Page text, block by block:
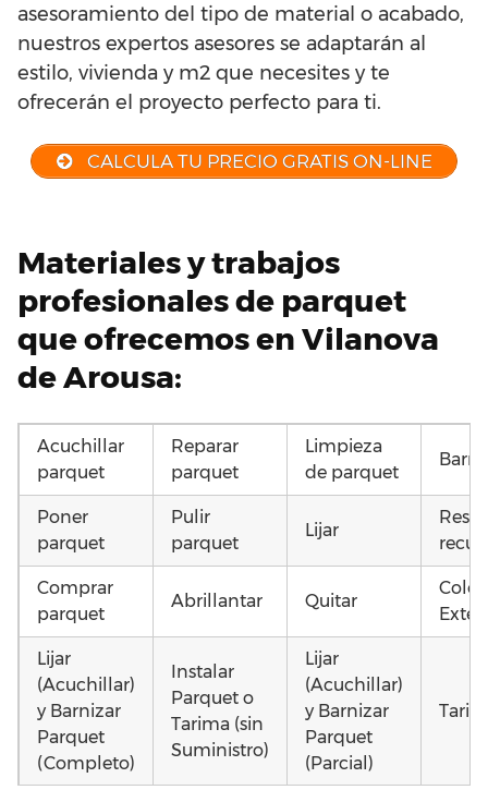
asesoramiento del tipo de material o acabado,
nuestros expertos asesores se adaptarán al
estilo, vivienda y m2 que necesites y te
ofrecerán el proyecto perfecto para ti.
CALCULA TU PRECIO GRATIS ON-LINE
Materiales y trabajos
profesionales de parquet
que ofrecemos en Vilanova
de Arousa:
Acuchillar
parquet
Reparar
parquet
Limpieza
de parquet
Poner
parquet
Pulir
parquet
Lijar
Comprar
parquet
Abrillantar Quitar
Lijar
(Acuchillar)
y Barnizar
Parquet
(Completo)
Instalar
Parquet o
Tarima (sin
Suministro)
Lijar
(Acuchillar)
y Barnizar
Parquet
(Parcial)